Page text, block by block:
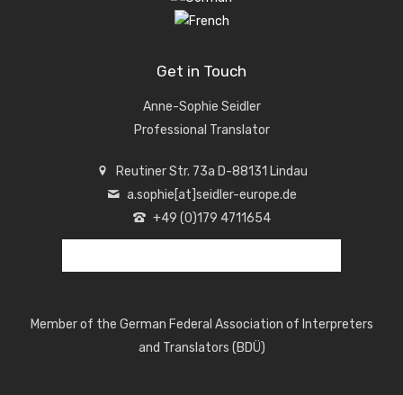
Get in Touch
Anne-Sophie Seidler
Professional Translator
Reutiner Str. 73a D-88131 Lindau
a.sophie[at]seidler-europe.de
+49 (0)179 4711654
Member of the German Federal Association of Interpreters
and Translators (BDÜ)